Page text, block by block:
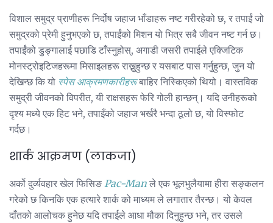
विशाल समुद्र प्राणीहरू निर्दोष जहाज भाँडाहरू नष्ट गरीरहेको छ, र तपाईं जो
समुद्रको प्रेमी हुनुभएको छ, तपाईंको मिशन यो भित्र सबै जीवन नष्ट गर्न छ।
तपाईंको डुङ्गालाई पछाडि टाँस्नुहोस्, अगाडी जसरी तपाईले एक्जिटिक
मोनस्ट्रोइटिजहरूमा मिसाइलहरू राख्नुहुन्छ र यसबाट पास गर्नुहुन्छ, जुन यो
देखिन्छ कि यो स्पेस आक्रमणकारीहरूबाहिर निस्किएको थियो। वास्तविक
समुद्री जीवनको विपरीत, यी राक्षसहरू फेरि गोली हान्छन्। यदि उनीहरूको
दृश्य मध्ये एक हिट भने, तपाइँको जहाज भर्खरै भन्दा ठूलो छ, यो विस्फोट
गर्दछ।
शार्क आक्रमण (लाकजा)
अर्को दुर्व्यवहार खेल फिसिङ Pac-Man ले एक भूलभुलैयामा हीरा सङ्कलन
गरेको छ किनकि एक हत्यारे शार्क को माध्यम ले लगातार तैरन्छ। यो केवल
दाँतको आलोचक हुनेछ यदि तपाईले आधा मौका दिनुहुन्छ भने, तर उसले